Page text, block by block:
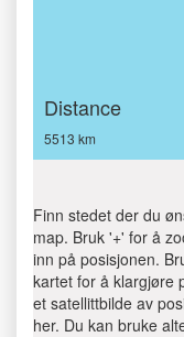
Distance
5513 km
Finn stedet der du
map. Bruk '+' for å
inn på posisjonen.
kartet for å klargjøre
et satellittbilde av
her. Du kan bruke